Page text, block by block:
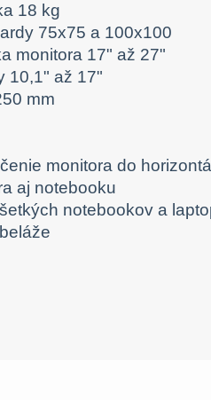
18 kg
75x75 a 100x100
monitora 17" až 27"
10,1" až 17"
mm
monitora do
aj notebooku
notebookov a